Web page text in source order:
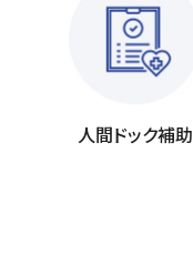
人間ドック補助